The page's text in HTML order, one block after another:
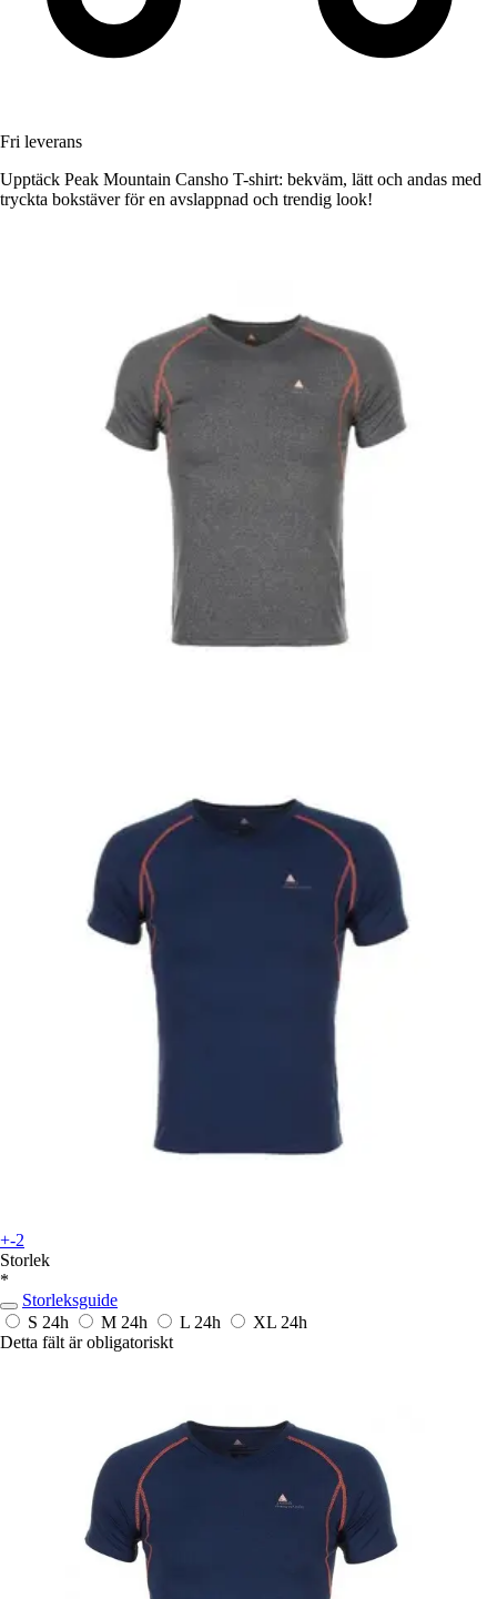
Fri leverans
Upptäck Peak Mountain Cansho T-shirt: bekväm, lätt och andas med
tryckta bokstäver för en avslappnad och trendig look!
+-2
Storlek
*
Storleksguide
S 24h M 24h L 24h XL 24h
Detta fält är obligatoriskt